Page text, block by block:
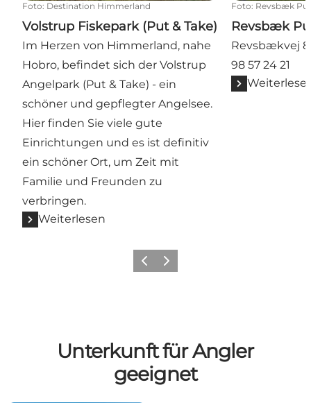
Foto: Destination Himmerland
Volstrup Fiskepark (Put & Take)
Im Herzen von Himmerland, nahe
Hobro, befindet sich der Volstrup
Angelpark (Put & Take) - ein
schöner und gepflegter Angelsee.
Hier finden Sie viele gute
Einrichtungen und es ist definitiv
ein schöner Ort, um Zeit mit
Familie und Freunden zu
verbringen.
Weiterlesen
Foto: Revsbæk
Revsbæk
Revsbækvej
98 57 24 21
Vorherige Folie
Nächste Folie
Unterkunft für Angler
geeignet